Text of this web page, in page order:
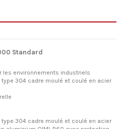
Standard
les environnements industriels
304 cadre moulé et coulé en acier
304 cadre moulé et coulé en acier